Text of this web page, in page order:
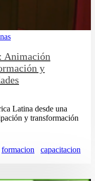
Animación
y
Latina desde una
y transformación
formacion
capacitacion